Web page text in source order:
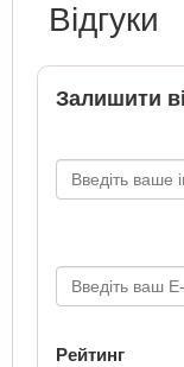
Відгуки
Залишити
Рейтинг